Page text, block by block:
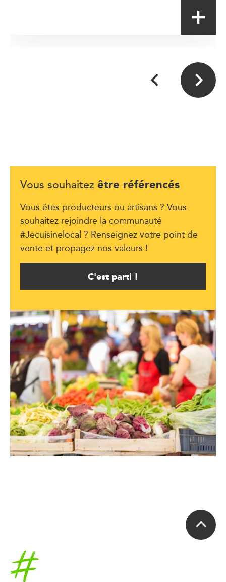
Vous souhaitez être référencés
Vous êtes producteurs ou artisans ? Vous
souhaitez rejoindre la communauté
#Jecuisinelocal ? Renseignez votre point de
vente et propagez nos valeurs !
C'est parti !
Accueil